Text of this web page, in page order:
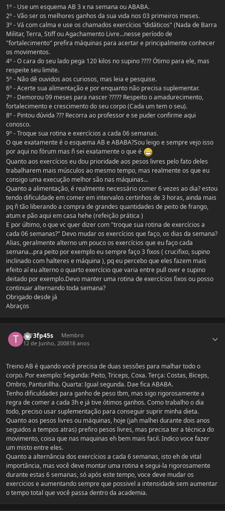
1º - Use um esquema AB 3 x na semana ou ABABA.
2º - Vão ser os melhores ganhos da sua vida nos 03 primeiros meses.
3º - Vá com calma e use os chamados exercícios "didáticos" (Nada de Barra
Militar, Terra, Stiff ou Agachamento Livre...nesse período de
"fortalecimento" prefira máquinas para acertar e principalmente conhecer
os movimentos.
4º - O cara do seu lado pega 120 kilos no supino ???? Ótimo para ele, mas
respeite seu limite.
5º - Não dê ouvidos aos curiosos, mas leia e pesquise.
6º - Acerte sua alimentação e por enquanto não precisa suplementar.
7º - Demorou 09 meses para nascer ????? Respeito o amadurecimento,
fortalecimento e crescimento do seu corpo (Cada um tem o seu).
8º - Pintou dúvida ??? Recorra ao professor e se puder confirme aqui
conosco.
9º - Troque sua rotina e exercícios a cada 06 semanas.
O que exatamente é o esquema AB e ABABA?Sou leigo e sempre vejo isso
por aqui no fórum mas ñ sei exatamente o que é
Quanto aos exercícios eu dou prioridade aos pesos livres pelo fato deles
trabalharem mais músculos ao mesmo tempo, mas realmente os que eu
consigo uma execução melhor são nas máquinas...
Quanto a alimentação, é realmente necessário comer 6 vezes ao dia? estou
tendo dificuldade em comer em intervalos certinhos de 3 horas, ainda mais
pq ñ tão liberando a compra de grandes quantidades de peito de frango,
atum e pão aqui em casa hehe (refeição prática )
E por último, o que vc quer dizer com "troque sua rotina de exercícios a
cada 06 semanas?" Devo mudar os exercícios que faço, os dias da semana?
Alias, geralmente alterno um pouco os exercícios que eu faço cada
semana...pra peito por exemplo eu sempre faço 3 fixos ( crucifixo, supino
inclinado com halteres e máquina ), pq eu percebo que eles fazem mais
efeito aí eu alterno o quarto exercício que varia entre pull over e supino
deitado por exemplo.Devo manter uma rotina de exercícios fixos ou posso
continuar alternando toda semana?
Obrigado desde já
Abraços
th13fp45s
Membro
12 de Junho, 200818 anos
Treino AB é quando você precisa de duas sessões para malhar todo o
corpo. Por exemplo: Segunda: Peito, Triceps, Coxa. Terça: Costas, Biceps,
Ombro, Panturillha. Quarta: Igual segunda. Dae fica ABABA.
Tenho dificuldades para ganho de peso tbm, mas sigo rigorosamente a
regra de comer a cada 3h e já tive ótimos ganhos. Como trabalho o dia
todo, preciso usar suplementação para conseguir suprir minha dieta.
Quanto aos pesos livres ou máquinas, hoje (jah malhei durante dois anos
seguidos a tempos atras) prefiro pesos livres, mas precisa ter a técnica do
movimento, coisa que nas maquinas eh bem mais facil. Indico voce fazer
um misto entre eles.
Quanto a alternância dos exercícios a cada 6 semanas, isto eh de vital
importância, mas você deve montar uma rotina e segui-la rigorosamente
durante estas 6 semanas, só após este tempo, voce deve mudar os
exercicios e aumentando sempre que possivel a intensidade sem aumentar
o tempo total que você passa dentro da academia.